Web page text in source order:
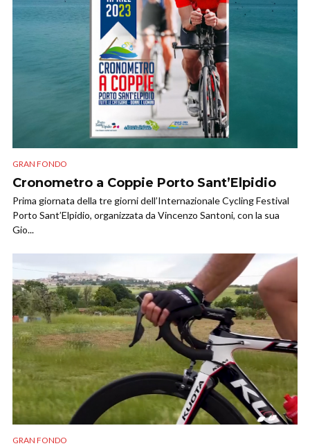
GRAN FONDO
Cronometro a Coppie Porto Sant’Elpidio
Prima giornata della tre giorni dell’Internazionale Cycling Festival
Porto Sant’Elpidio, organizzata da Vincenzo Santoni, con la sua
Gio...
GRAN FONDO